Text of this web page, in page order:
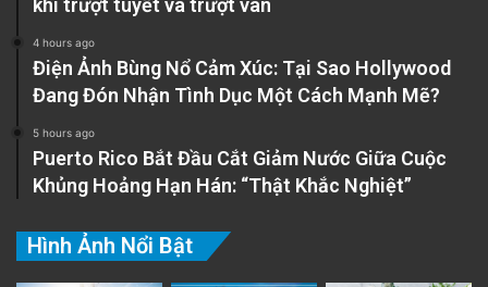
khi trượt tuyết và trượt ván
4 hours ago
Điện Ảnh Bùng Nổ Cảm Xúc: Tại Sao Hollywood
Đang Đón Nhận Tình Dục Một Cách Mạnh Mẽ?
5 hours ago
Puerto Rico Bắt Đầu Cắt Giảm Nước Giữa Cuộc
Khủng Hoảng Hạn Hán: “Thật Khắc Nghiệt”
Hình Ảnh Nổi Bật